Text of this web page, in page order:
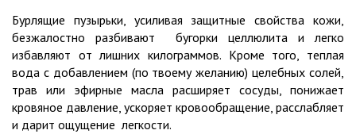
Бурлящие пузырьки, усиливая защитные свойства кожи,
безжалостно разбивают бугорки целлюлита и легко
избавляют от лишних килограммов. Кроме того, теплая
вода с добавлением (по твоему желанию) целебных солей,
трав или эфирные масла расширяет сосуды, понижает
кровяное давление, ускоряет кровообращение, расслабляет
и дарит ощущение легкости.